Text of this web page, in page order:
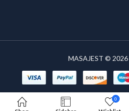
MASAJEST © 2026
0